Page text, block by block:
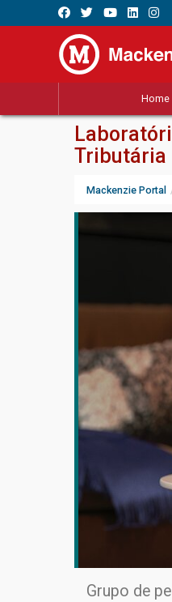
Home
Tributária
Mackenzie Portal
Grupo de